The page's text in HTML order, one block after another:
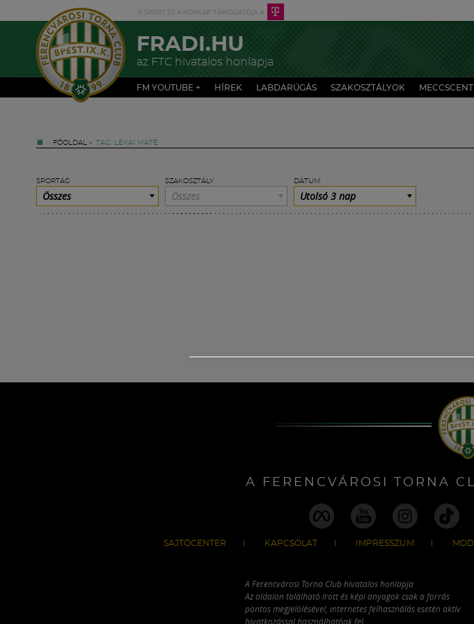
FRADI.HU
az FTC hivatalos honlapja
FM YOUTUBE + HÍREK LABDARÚGÁS SZAKOSZTÁLYOK
FŐOLDAL » TAG: LÉKAI MÁTÉ
SPORTÁG
Összes
SZAKOSZTÁLY
Összes
DÁTUM
Utolsó 3 nap
A FERENCVÁROSI TORNA
SAJTÓCENTER KAPCSOLAT IMPRESSZUM
A Ferencvárosi Torna Club hivatalos honlapja
Az oldalon található írott és képi anyagok csak a forrás
pontos megjelölésével, internetes felhasználás esetén aktív
hivatkozással használhatóak fel.